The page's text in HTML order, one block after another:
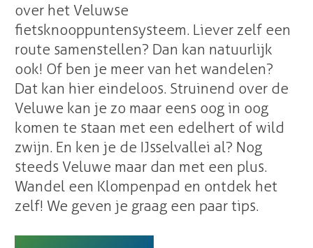
over het Veluwse
fietsknooppuntensysteem. Liever zelf een
route samenstellen? Dan kan natuurlijk
ook! Of ben je meer van het wandelen?
Dat kan hier eindeloos. Struinend over de
Veluwe kan je zo maar eens oog in oog
komen te staan met een edelhert of wild
zwijn. En ken je de IJsselvallei al? Nog
steeds Veluwe maar dan met een plus.
Wandel een Klompenpad en ontdek het
zelf! We geven je graag een paar tips.